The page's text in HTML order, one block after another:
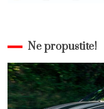
Ne propustite!